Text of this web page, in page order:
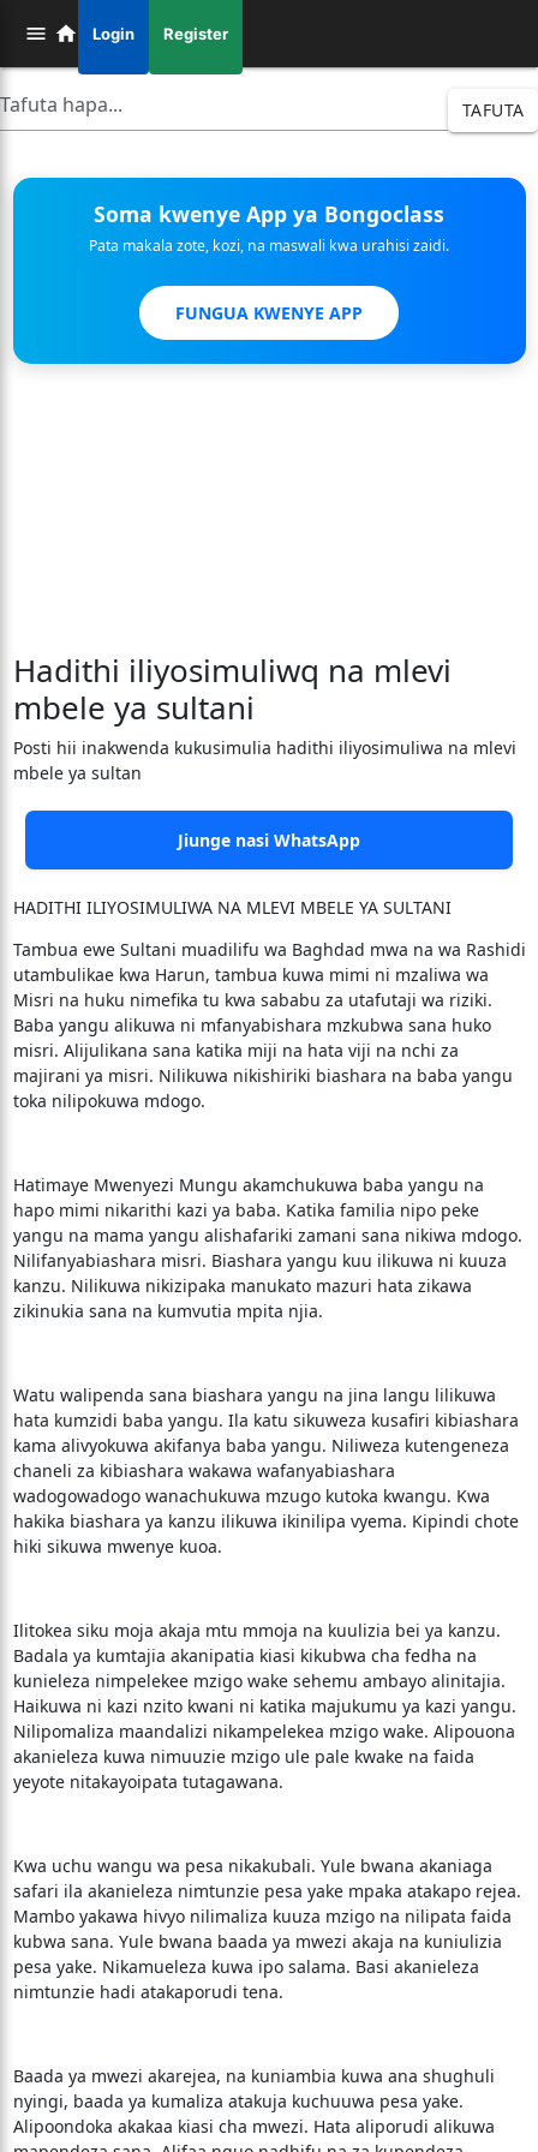
Login Register
TAFUTA
Soma kwenye App ya Bongoclass
Pata makala zote, kozi, na maswali kwa urahisi zaidi.
FUNGUA KWENYE APP
Hadithi iliyosimuliwq na mlevi
mbele ya sultani
Posti hii inakwenda kukusimulia hadithi iliyosimuliwa na mlevi
mbele ya sultan
Jiunge nasi WhatsApp
HADITHI ILIYOSIMULIWA NA MLEVI MBELE YA SULTANI
Tambua ewe Sultani muadilifu wa Baghdad mwa na wa Rashidi
utambulikae kwa Harun, tambua kuwa mimi ni mzaliwa wa
Misri na huku nimefika tu kwa sababu za utafutaji wa riziki.
Baba yangu alikuwa ni mfanyabishara mzkubwa sana huko
misri. Alijulikana sana katika miji na hata viji na nchi za
majirani ya misri. Nilikuwa nikishiriki biashara na baba yangu
toka nilipokuwa mdogo.
Hatimaye Mwenyezi Mungu akamchukuwa baba yangu na
hapo mimi nikarithi kazi ya baba. Katika familia nipo peke
yangu na mama yangu alishafariki zamani sana nikiwa mdogo.
Nilifanyabiashara misri. Biashara yangu kuu ilikuwa ni kuuza
kanzu. Nilikuwa nikizipaka manukato mazuri hata zikawa
zikinukia sana na kumvutia mpita njia.
Watu walipenda sana biashara yangu na jina langu lilikuwa
hata kumzidi baba yangu. Ila katu sikuweza kusafiri kibiashara
kama alivyokuwa akifanya baba yangu. Niliweza kutengeneza
chaneli za kibiashara wakawa wafanyabiashara
wadogowadogo wanachukuwa mzugo kutoka kwangu. Kwa
hakika biashara ya kanzu ilikuwa ikinilipa vyema. Kipindi chote
hiki sikuwa mwenye kuoa.
Ilitokea siku moja akaja mtu mmoja na kuulizia bei ya kanzu.
Badala ya kumtajia akanipatia kiasi kikubwa cha fedha na
kunieleza nimpelekee mzigo wake sehemu ambayo alinitajia.
Haikuwa ni kazi nzito kwani ni katika majukumu ya kazi yangu.
Nilipomaliza maandalizi nikampelekea mzigo wake. Alipouona
akanieleza kuwa nimuuzie mzigo ule pale kwake na faida
yeyote nitakayoipata tutagawana.
Kwa uchu wangu wa pesa nikakubali. Yule bwana akaniaga
safari ila akanieleza nimtunzie pesa yake mpaka atakapo rejea.
Mambo yakawa hivyo nilimaliza kuuza mzigo na nilipata faida
kubwa sana. Yule bwana baada ya mwezi akaja na kuniulizia
pesa yake. Nikamueleza kuwa ipo salama. Basi akanieleza
nimtunzie hadi atakaporudi tena.
Baada ya mwezi akarejea, na kuniambia kuwa ana shughuli
nyingi, baada ya kumaliza atakuja kuchuuwa pesa yake.
Alipoondoka akakaa kiasi cha mwezi. Hata aliporudi alikuwa